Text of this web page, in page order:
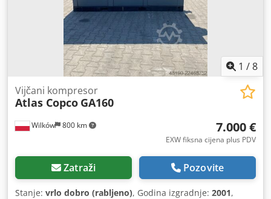
1 /8
Wilków 800 km
Vijčani kompresor
Atlas Copco GA160
7.000 €
EXW fiksna cijena plus PDV
Zatraži Pozovite
Stanje: vrlo dobro (rabljeno), Godina izgradnje: 2001,